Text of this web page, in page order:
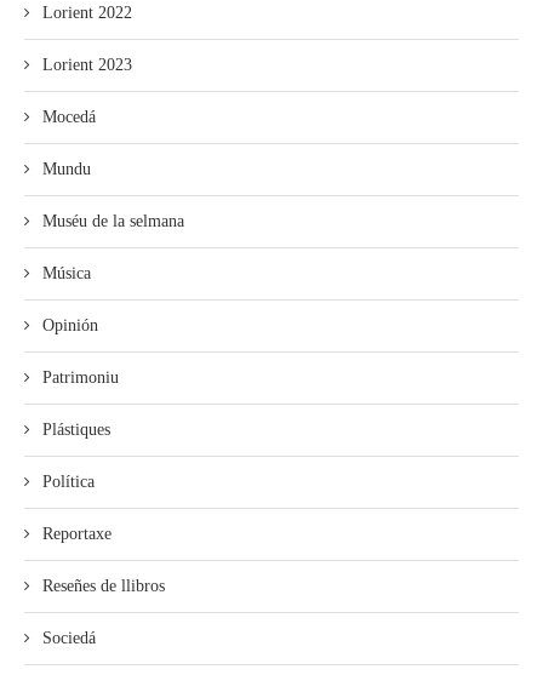
Lorient 2022
Lorient 2023
Mocedá
Mundu
Muséu de la selmana
Música
Opinión
Patrimoniu
Plástiques
Política
Reportaxe
Reseñes de llibros
Sociedá